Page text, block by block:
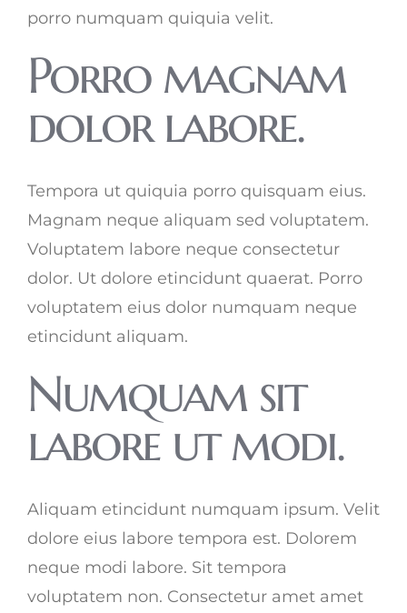
porro numquam quiquia velit.
Porro magnam
dolor labore.
Tempora ut quiquia porro quisquam eius.
Magnam neque aliquam sed voluptatem.
Voluptatem labore neque consectetur
dolor. Ut dolore etincidunt quaerat. Porro
voluptatem eius dolor numquam neque
etincidunt aliquam.
Numquam sit
labore ut modi.
Aliquam etincidunt numquam ipsum. Velit
dolore eius labore tempora est. Dolorem
neque modi labore. Sit tempora
voluptatem non. Consectetur amet amet